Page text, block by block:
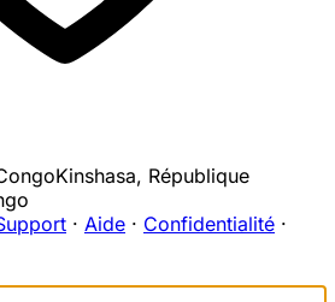
Kinshasa, République
· Aide · Confidentialité ·